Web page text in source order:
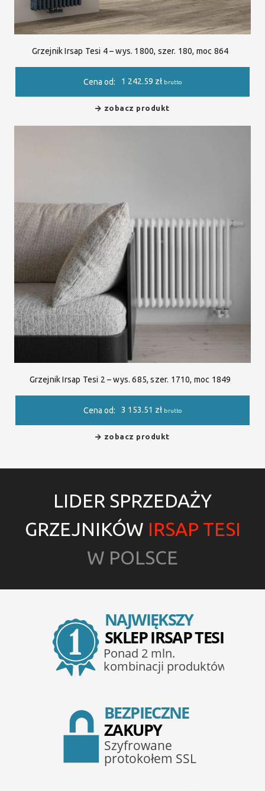
Grzejnik Irsap Tesi 4 – wys. 1800, szer. 180, moc 864
Cena od: 1 242.59 zł brutto
zobacz produkt
Grzejnik Irsap Tesi 2 – wys. 685, szer. 1710, moc 1849
Cena od: 3 153.51 zł brutto
zobacz produkt
LIDER SPRZEDAŻY
GRZEJNIKÓW IRSAP TESI
W POLSCE